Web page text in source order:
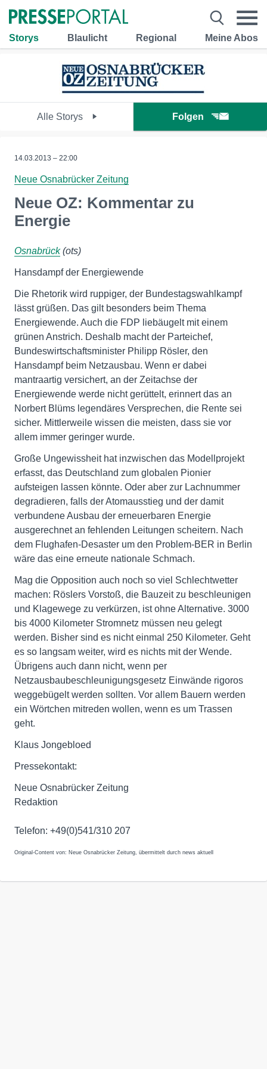
Storys Blaulicht Regional Meine Abos
Alle Storys Folgen
14.03.2013 – 22:00
Neue Osnabrücker Zeitung
Neue OZ: Kommentar zu
Energie
Osnabrück(ots)
Hansdampf der Energiewende
Die Rhetorik wird ruppiger, der Bundestagswahlkampf
lässt grüßen. Das gilt besonders beim Thema
Energiewende. Auch die FDP liebäugelt mit einem
grünen Anstrich. Deshalb macht der Parteichef,
Bundeswirtschaftsminister Philipp Rösler, den
Hansdampf beim Netzausbau. Wenn er dabei
mantraartig versichert, an der Zeitachse der
Energiewende werde nicht gerüttelt, erinnert das an
Norbert Blüms legendäres Versprechen, die Rente sei
sicher. Mittlerweile wissen die meisten, dass sie vor
allem immer geringer wurde.
Große Ungewissheit hat inzwischen das Modellprojekt
erfasst, das Deutschland zum globalen Pionier
aufsteigen lassen könnte. Oder aber zur Lachnummer
degradieren, falls der Atomausstieg und der damit
verbundene Ausbau der erneuerbaren Energie
ausgerechnet an fehlenden Leitungen scheitern. Nach
dem Flughafen-Desaster um den Problem-BER in Berlin
wäre das eine erneute nationale Schmach.
Mag die Opposition auch noch so viel Schlechtwetter
machen: Röslers Vorstoß, die Bauzeit zu beschleunigen
und Klagewege zu verkürzen, ist ohne Alternative. 3000
bis 4000 Kilometer Stromnetz müssen neu gelegt
werden. Bisher sind es nicht einmal 250 Kilometer. Geht
es so langsam weiter, wird es nichts mit der Wende.
Übrigens auch dann nicht, wenn per
Netzausbaubeschleunigungsgesetz Einwände rigoros
weggebügelt werden sollten. Vor allem Bauern werden
ein Wörtchen mitreden wollen, wenn es um Trassen
geht.
Klaus Jongebloed
Pressekontakt:
Neue Osnabrücker Zeitung
Redaktion
Telefon: +49(0)541/310 207
Original-Content von: Neue Osnabrücker Zeitung, übermittelt durch news aktuell